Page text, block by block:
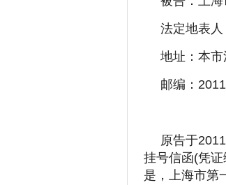
法定地表
地址：本
邮编：
原告于
挂号信函(凭
是，上海市第